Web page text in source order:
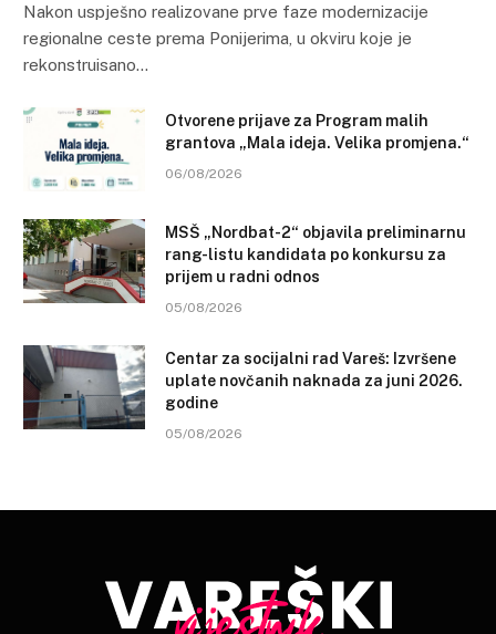
Nakon uspješno realizovane prve faze modernizacije
regionalne ceste prema Ponijerima, u okviru koje je
rekonstruisano…
Otvorene prijave za Program malih
grantova „Mala ideja. Velika promjena.“
06/08/2026
MSŠ „Nordbat-2“ objavila preliminarnu
rang-listu kandidata po konkursu za
prijem u radni odnos
05/08/2026
Centar za socijalni rad Vareš: Izvršene
uplate novčanih naknada za juni 2026.
godine
05/08/2026